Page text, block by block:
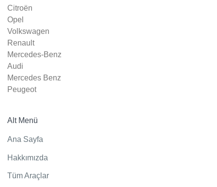
Citroën
Opel
Volkswagen
Renault
Mercedes-Benz
Audi
Mercedes Benz
Peugeot
Alt Menü
Ana Sayfa
Hakkımızda
Tüm Araçlar